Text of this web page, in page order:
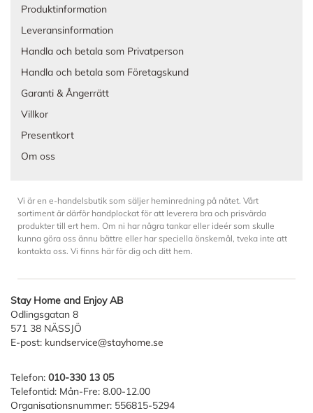
Produktinformation
Leveransinformation
Handla och betala som Privatperson
Handla och betala som Företagskund
Garanti & Ångerrätt
Villkor
Presentkort
Om oss
Vi är en e-handelsbutik som säljer heminredning på nätet. Vårt
sortiment är därför handplockat för att leverera bra och prisvärda
produkter till ert hem. Om ni har några tankar eller ideér som skulle
kunna göra oss ännu bättre eller har speciella önskemål, tveka inte att
kontakta oss. Vi finns här för dig och ditt hem.
Stay Home and Enjoy AB
Odlingsgatan 8
571 38 NÄSSJÖ
E-post: kundservice@stayhome.se
Telefon: 010-330 13 05
Telefontid: Mån-Fre: 8.00-12.00
Organisationsnummer: 556815-5294